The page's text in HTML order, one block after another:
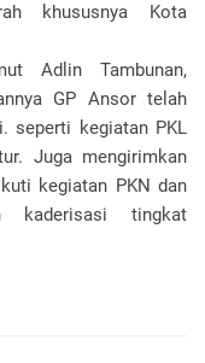
khususnya Kota
Adlin Tambunan,
GP Ansor telah
seperti kegiatan PKL
Juga mengirimkan
kegiatan PKN dan
kaderisasi tingkat